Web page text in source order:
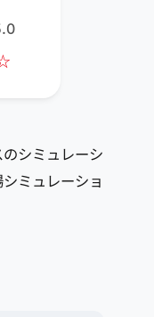
シミュレーシ
ミュレーショ